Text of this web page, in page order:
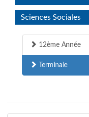
Sciences Sociales
12ème Année
Terminale